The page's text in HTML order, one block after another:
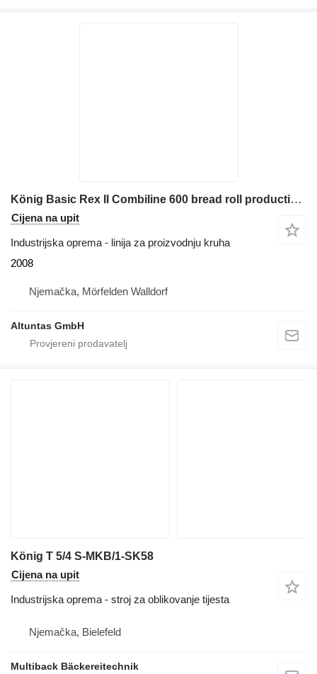
König Basic Rex II Combiline 600 bread roll production line
Cijena na upit
Industrijska oprema - linija za proizvodnju kruha
2008
Njemačka, Mörfelden Walldorf
Altuntas GmbH
König T 5/4 S-MKB/1-SK58
Cijena na upit
Industrijska oprema - stroj za oblikovanje tijesta
Njemačka, Bielefeld
Multiback Bäckereitechnik